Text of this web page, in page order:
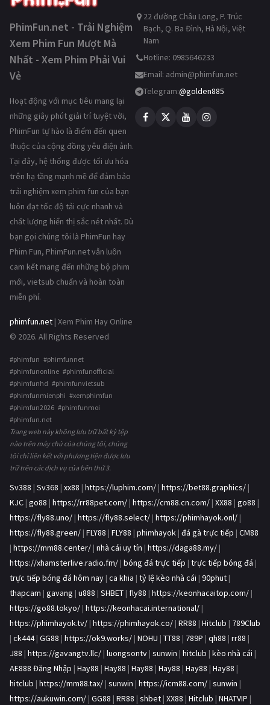
PhimFun.net - Trải Nghiệm
Xem Phim Fun Mượt Mà
Nhất - Xem Phim Phải Vui
Vẻ
Hoạt động với mục tiêu mang lại
những giây phút giải trí tuyệt vời,
PhimFun tự hào là điểm đến quen
thuộc của cộng đồng yêu điện ảnh.
Tại đây, hệ thống được tối ưu hóa
trên hạ tầng mạnh mẽ để đảm bảo
trải nghiệm xem phim fun của bạn
luôn đạt tốc độ tải cực nhanh và
chất lượng hiển thị sắc nét nhất. Dù
bạn gọi chúng tôi là PhimFun hay
Phim Fun, PhimFun.net vẫn luôn
cam kết mang đến những bộ phim
mới, vietsub chuẩn và hoàn toàn
miễn phí.
phimfun.net | Xem Phim Hay Online
© 2026. All Rights Reserved
#phimfun #phimfunnet
#phimfunonline #phimfunofficial
#phimfunhd #phimfunvietsub
#phimfunmienphi #xemphimfun
#phimfun2026 #phimfunmoi
#phimfun.net
Trang web này không lưu trữ bất kỳ tệp
nào trên máy chủ của chúng tôi, chúng
tôi chỉ liên kết với phương tiện được lưu
trữ trên các dịch vụ của bên thứ 3.
22 đường Châu Long, P. Trúc
Bạch, Q. Ba Đình, Hà Nội, Việt
Nam
Hotline: 0985646233
Email: admin@phimfun.net
Telegram:@golden885
Sv388 | Sv368 | xx88 | https://luphim.com/ | https://bet88.graphics/ |
KJC | go88 | https://rr88pet.com/ | https://cm88.cn.com/ | XX88 | go88 |
https://fly88.uno/ | https://fly88.select/ | https://phimhayok.onl/ |
https://fly88.green/ | FLY88 | FLY88 | phimhayok | đá gà trực tiếp | CM88
| https://mm88.center/ | nhà cái uy tín | https://daga88.my/ |
https://xhamsterlive.radio.fm/ | bóng đá trực tiếp | trực tiếp bóng đá |
trực tiếp bóng đá hôm nay | ca khia | tỷ lệ kèo nhà cái | 90phut |
thapcam | gavang | u888 | SHBET | fly88 | https://keonhacaitop.com/ |
https://go88.tokyo/ | https://keonhacai.international/ |
https://phimhayok.tv/ | https://phimhayok.co/ | RR88 | Hitclub | 789Club
| ck444| GG88 | https://ok9.works/ | NOHU | TT88 | 789P | qh88 | rr88 |
J88 | https://gavangtv.llc/ | luongsontv | sunwin | hitclub | kèo nhà cái |
AE888 Đăng Nhập | Hay88 | Hay88 | Hay88 | Hay88 | Hay88 | Hay88 |
hitclub | https://mm88.tax/ | sunwin | https://icm88.com/ | sunwin |
https://aukuwin.com/ | GG88 | RR88 | shbet | XX88 | Hitclub | NHATVIP |